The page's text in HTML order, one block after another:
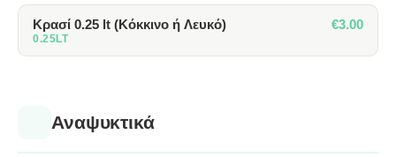
Κρασί 0.25 lt (Κόκκινο ή Λευκό)
0.25LT
€3.00
Αναψυκτικά